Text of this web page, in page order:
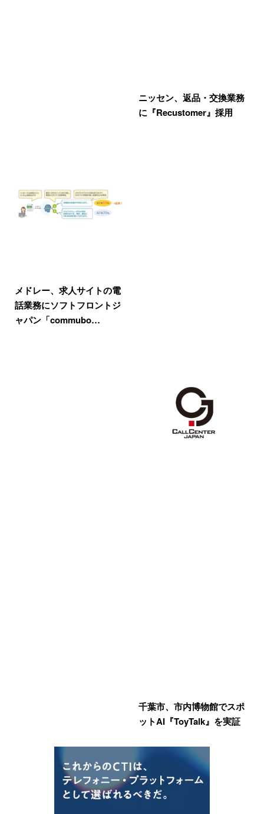
ニッセン、返品・交換業務
に『Recustomer』採用
メドレー、求人サイトの電
話業務にソフトフロントジ
ャパン「commubo…
千葉市、市内博物館でスポ
ットAI『ToyTalk』を実証